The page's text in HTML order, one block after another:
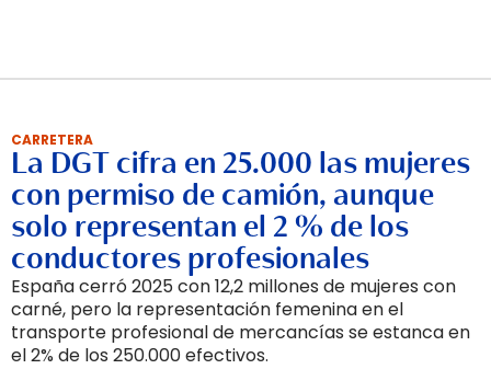
CARRETERA
La DGT cifra en 25.000 las mujeres
con permiso de camión, aunque
solo representan el 2 % de los
conductores profesionales
España cerró 2025 con 12,2 millones de mujeres con
carné, pero la representación femenina en el
transporte profesional de mercancías se estanca en
el 2% de los 250.000 efectivos.